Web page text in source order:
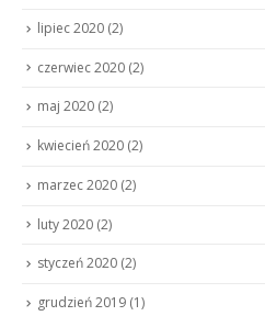
lipiec 2020 (2)
czerwiec 2020 (2)
maj 2020 (2)
kwiecień 2020 (2)
marzec 2020 (2)
luty 2020 (2)
styczeń 2020 (2)
grudzień 2019 (1)